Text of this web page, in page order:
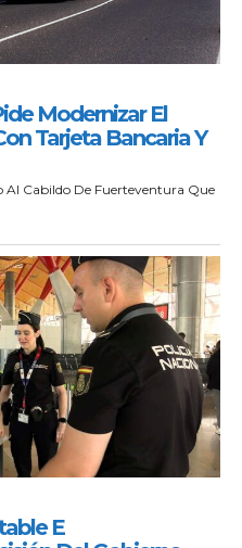
Modernizar El
Tarjeta Bancaria Y
Cabildo De Fuerteventura Que
E